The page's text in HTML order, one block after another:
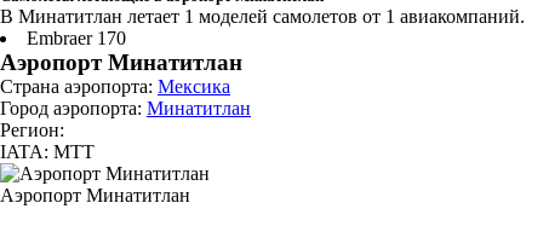
В Минатитлан летает 1 моделей самолетов от 1 авиакомпаний.
Embraer 170
Аэропорт Минатитлан
Страна аэропорта: Мексика
Город аэропорта: Минатитлан
Регион:
IATA: MTT
Аэропорт Минатитлан